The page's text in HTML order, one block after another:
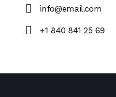
info@email.com
+1 840 841 25 69